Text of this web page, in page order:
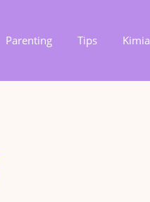
Parenting Tips Kimia